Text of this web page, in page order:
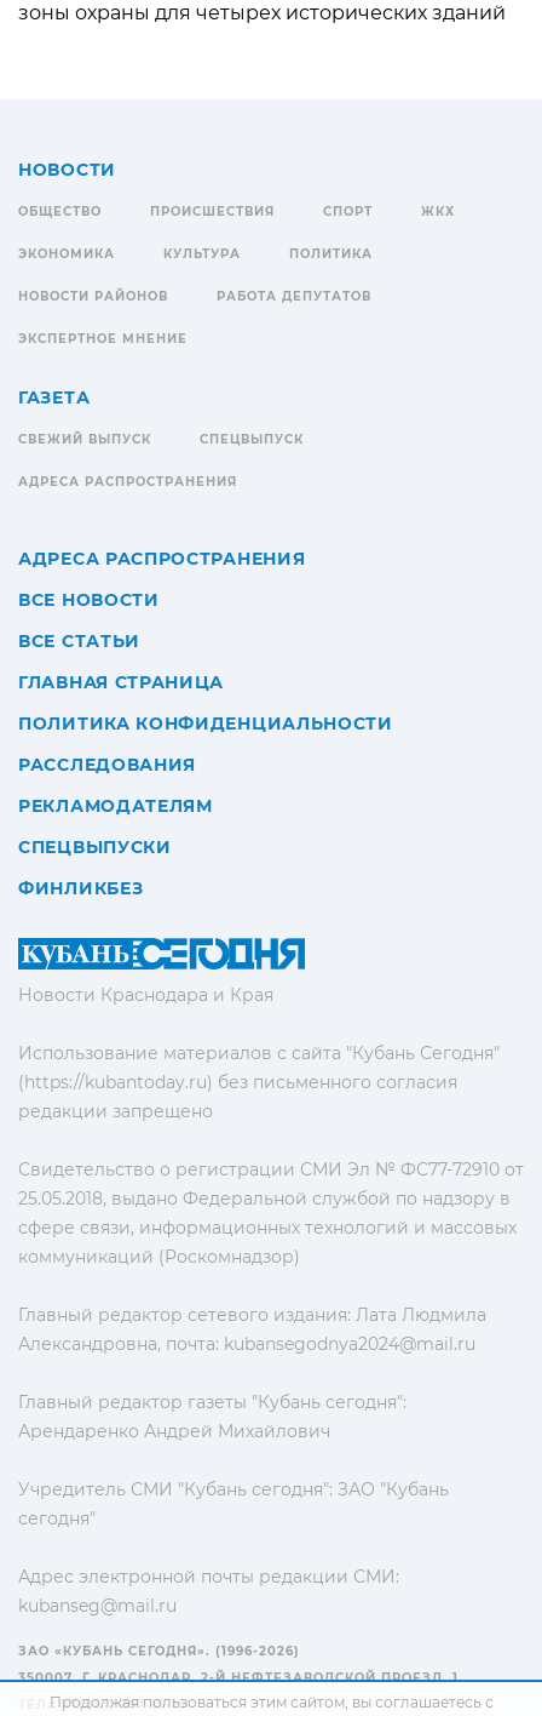
зоны охраны для четырех исторических зданий
Новости Краснодара и Края
Использование материалов с сайта "Кубань Сегодня"
(https://kubantoday.ru) без письменного согласия
редакции запрещено
Свидетельство о регистрации СМИ Эл № ФС77-72910 от
25.05.2018, выдано Федеральной службой по надзору в
сфере связи, информационных технологий и массовых
коммуникаций (Роскомнадзор)
Главный редактор сетевого издания: Лата Людмила
Александровна, почта: kubansegodnya2024@mail.ru
Главный редактор газеты "Кубань сегодня":
Арендаренко Андрей Михайлович
Учредитель СМИ "Кубань сегодня": ЗАО "Кубань
сегодня"
Адрес электронной почты редакции СМИ:
kubanseg@mail.ru
НОВОСТИ
ОБЩЕСТВО ПРОИСШЕСТВИЯ СПОРТ ЖКХ
ЭКОНОМИКА КУЛЬТУРА ПОЛИТИКА
НОВОСТИ РАЙОНОВ РАБОТА ДЕПУТАТОВ
ЭКСПЕРТНОЕ МНЕНИЕ
ГАЗЕТА
СВЕЖИЙ ВЫПУСК СПЕЦВЫПУСК
АДРЕСА РАСПРОСТРАНЕНИЯ
АДРЕСА РАСПРОСТРАНЕНИЯ
ВСЕ НОВОСТИ
ВСЕ СТАТЬИ
ГЛАВНАЯ СТРАНИЦА
ПОЛИТИКА КОНФИДЕНЦИАЛЬНОСТИ
РАССЛЕДОВАНИЯ
РЕКЛАМОДАТЕЛЯМ
СПЕЦВЫПУСКИ
ФИНЛИКБЕЗ
ЗАО «КУБАНЬ СЕГОДНЯ». (1996-2026)
350007, Г. КРАСНОДАР, 2-Й НЕФТЕЗАВОДСКОЙ ПРОЕЗД, 1
ТЕЛ.: +7(861) 267-15-15
Продолжая пользоваться этим сайтом, вы соглашаетесь с